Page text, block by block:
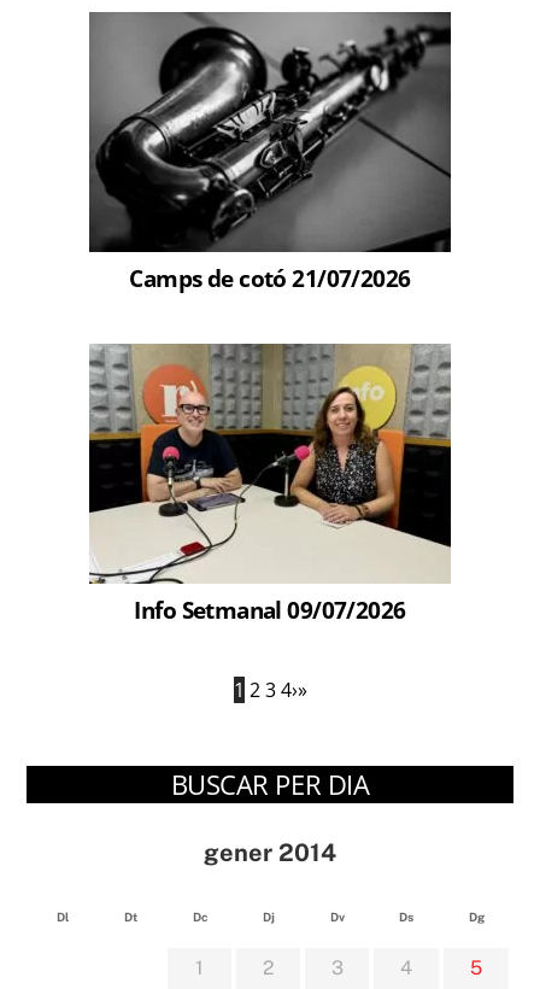
Camps de cotó 21/07/2026
Info Setmanal 09/07/2026
1 2 3 4›»
BUSCAR PER DIA
gener 2014
Dl Dt Dc Dj Dv Ds Dg
1 2 3 4 5